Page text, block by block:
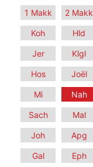
1 Makk 2 Makk
Koh Hld
Jer Klgl
Hos Joël
Mi Nah
Sach Mal
Joh Apg
Gal Eph